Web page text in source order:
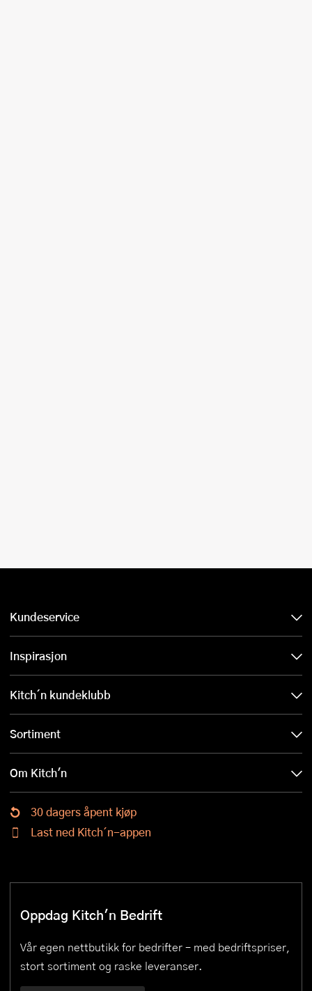
Kundeservice
Inspirasjon
Kitch´n kundeklubb
Sortiment
Om Kitch'n
30 dagers åpent kjøp
Last ned Kitch´n-appen
Oppdag Kitch'n Bedrift
Vår egen nettbutikk for bedrifter – med bedriftspriser,
stort sortiment og raske leveranser.